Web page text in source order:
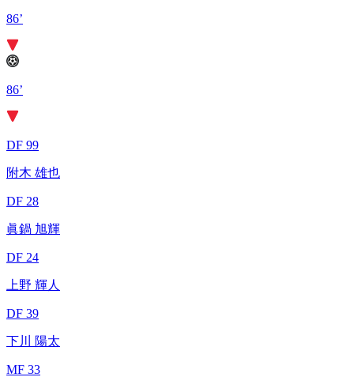
86’
86’
DF 99
附木 雄也
DF 28
眞鍋 旭輝
DF 24
上野 輝人
DF 39
下川 陽太
MF 33